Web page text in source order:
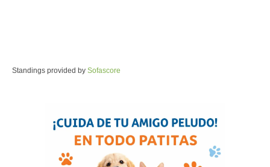
Standings provided by Sofascore